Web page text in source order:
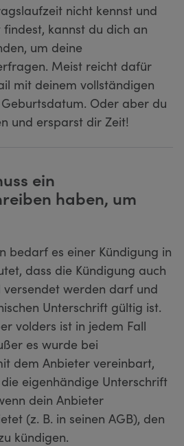
nicht kennst und
kannst du dich an
um deine
Meist reicht dafür
mit deinem vollständigen
Oder aber du
und ersparst dir Zeit!
ein
haben, um
bedarf es einer Kündigung in
dass die Kündigung auch
werden darf und
Unterschrift gültig ist.
volders ist in jedem Fall
es wurde bei
dem Anbieter vereinbart,
eigenhändige Unterschrift
dein Anbieter
(z. B. in seinen AGB), den
kündigen.